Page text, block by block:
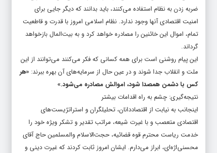
ضربه زدن به نظام استفاده می‌کنند، باید بدانند که دیگر جایی برای
امنیت اقتصادی آنها وجود ندارد. نظام اسلامی امروز با قدرت و قاطعیت
تمام، اموال این خائنین را مصادره خواهد کرد و به بیت‌المال بازخواهد
گرداند.
این پیام روشنی است برای همه کسانی که فکر می‌کنند می‌توانند از این
ملت و انقلاب جدا شوند و در عین حال از سرمایه‌های آن بهره ببرند: «هر
کس با دشمن همصدا شود، اموالش مصادره می‌شود.»
نتیجه‌گیری: چشم به راه اقدامات بیشتر
اینجانب به نیابت از اقتصاددانان، تحلیلگران و استراتژیست‌های
اقتصادی متعصب و با غیرت شیعه، مراتب تقدیر و تشکر ویژه خود را
خدمت ریاست محترم قوه قضائیه، حجت‌الاسلام والمسلمین حاج آقای
محسنی‌اژه‌ای، ابراز می‌دارم. ایشان امروز ثابت کردند که غیرت دینی و